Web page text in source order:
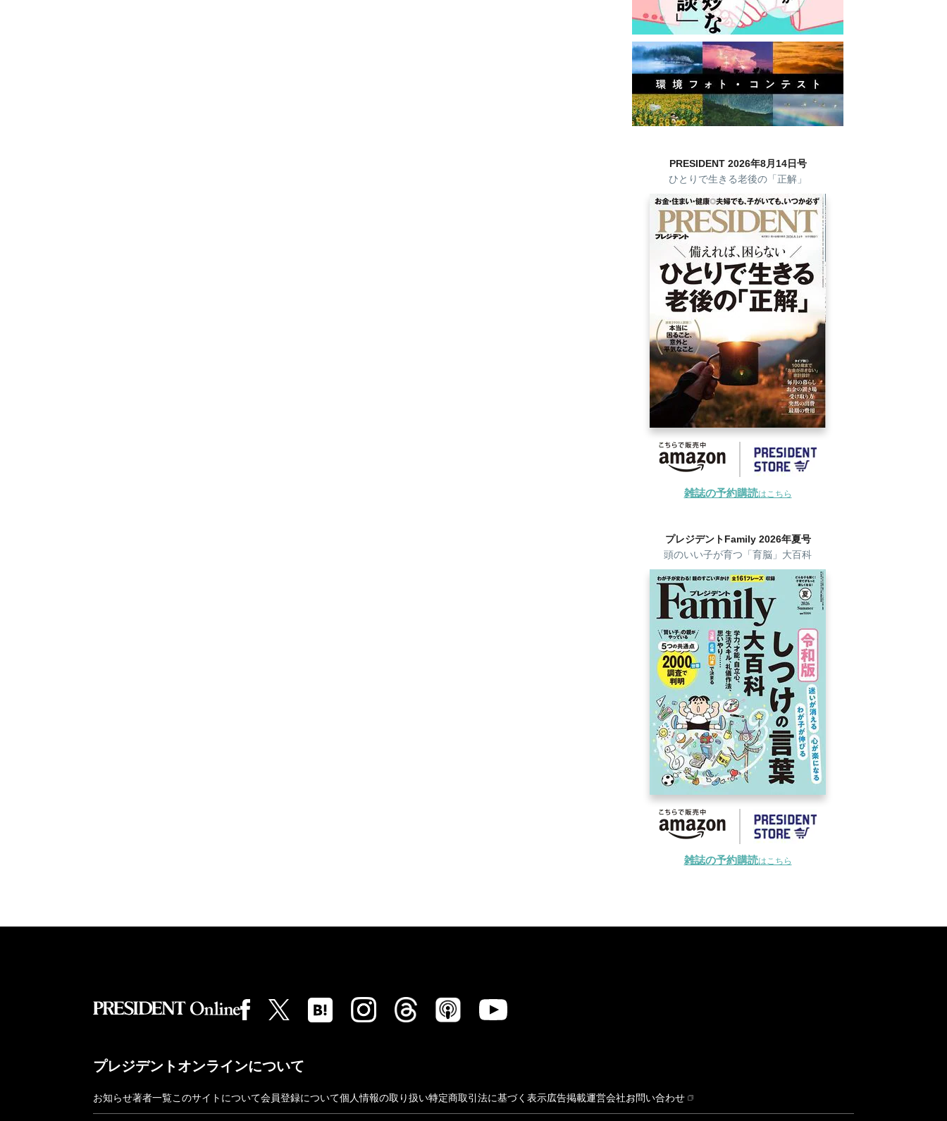
PRESIDENT 2026年8月14日号
ひとりで生きる老後の「正解」
雑誌の予約購読はこちら
プレジデントFamily 2026年夏号
頭のいい子が育つ「育脳」大百科
雑誌の予約購読はこちら
プレジデントオンラインについて
お知らせ著者一覧このサイトについて会員登録について個人情報の取り扱い特定商取引法に基づく表示広告掲載運営会社お問い合わせ